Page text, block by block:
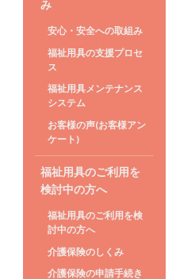
み
安心・安全への取組み
福祉用具の支援プロセ
ス
福祉用具メンテナンス
システム
お客様の声(お客様アン
ケート)
福祉用具のご利用を
検討中の方へ
福祉用具のご利用を検
討中の方へ
介護保険のしくみ
介護保険の申請手続き